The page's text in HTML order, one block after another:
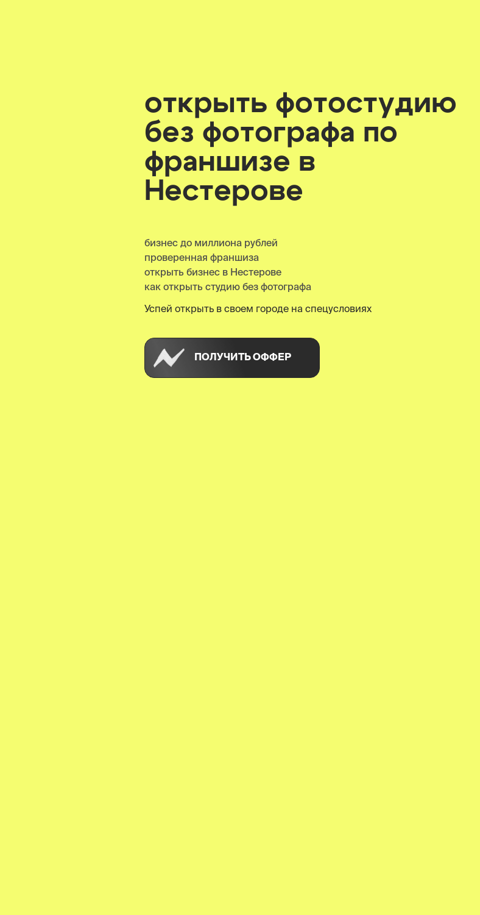
открыть фотостудию
без фотографа по
франшизе в
Нестерове
бизнес до миллиона рублей
проверенная франшиза
открыть бизнес в Нестерове
как открыть студию без фотографа
Успей открыть в своем городе на спецусловиях
ПОЛУЧИТЬ ОФФЕР